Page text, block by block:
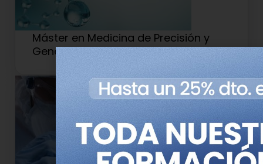
Máster en Medicina de Precisión y
Genética Clínica